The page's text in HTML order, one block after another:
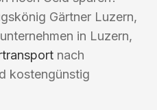
Gärtner Luzern,
in Luzern,
nach
kostengünstig